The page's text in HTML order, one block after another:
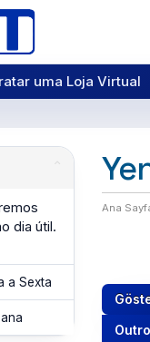
uma Loja Virtual
Ana
dia útil.
a Sexta